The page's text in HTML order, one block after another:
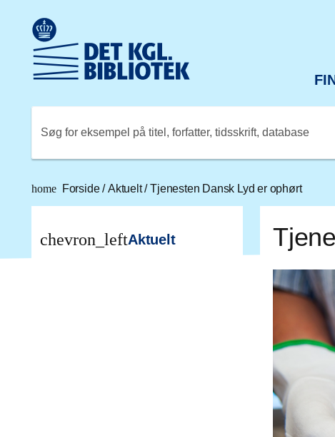
Det Kongelige Biblioteks logo. Gå til Det Kongelige
Søg for eksempel på titel, forfatter, tidsskrift, database
home Forside/ Aktuelt/ Tjenesten Dansk Lyd er ophørt
chevron_leftAktuelt